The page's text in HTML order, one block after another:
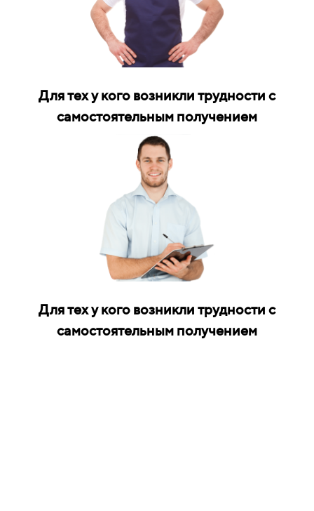
Для тех у кого возникли трудности с
самостоятельным получением
Для тех у кого возникли трудности с
самостоятельным получением